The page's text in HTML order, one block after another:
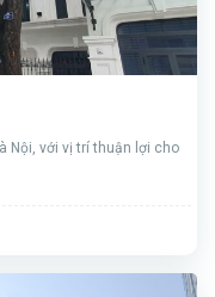
Nội, với vị trí thuận lợi cho